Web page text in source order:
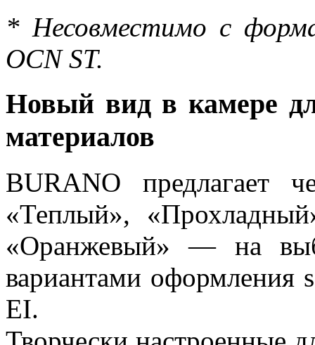
* Несовместимо с
OCN ST.
Новый вид в камере
материалов
BURANO предлагает
«Теплый»,
«Оранжевый» — на
вариантами
EI.